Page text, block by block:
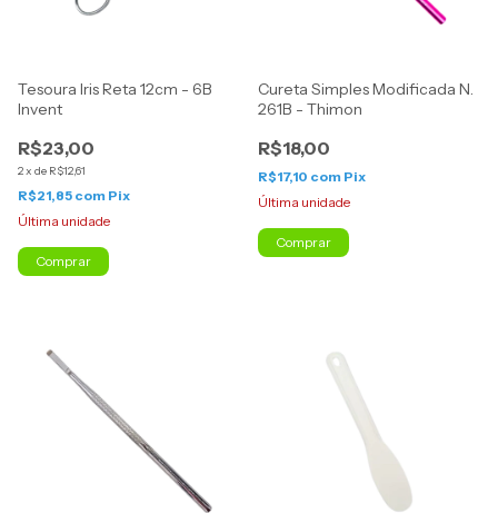
Tesoura Iris Reta 12cm - 6B
Invent
R$23,00
2x de R$12,61
R$21,85 com Pix
Última unidade
Cureta Simples Modificada N.
261B - Thimon
R$18,00
R$17,10 com Pix
Última unidade
Comprar